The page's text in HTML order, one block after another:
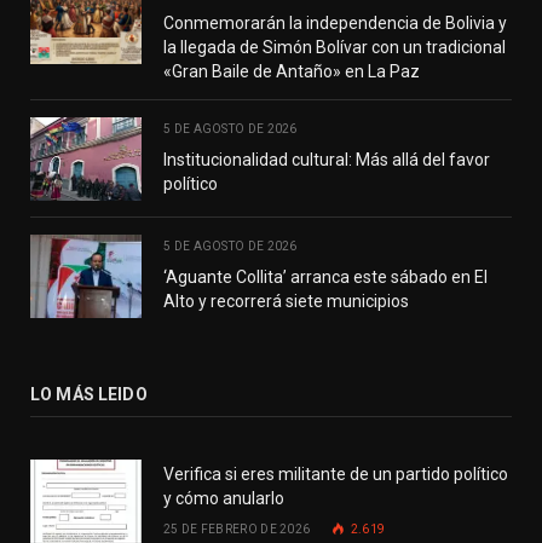
Conmemorarán la independencia de Bolivia y
la llegada de Simón Bolívar con un tradicional
«Gran Baile de Antaño» en La Paz
5 DE AGOSTO DE 2026
Institucionalidad cultural: Más allá del favor
político
5 DE AGOSTO DE 2026
‘Aguante Collita’ arranca este sábado en El
Alto y recorrerá siete municipios
LO MÁS LEIDO
Verifica si eres militante de un partido político
y cómo anularlo
25 DE FEBRERO DE 2026 2.619